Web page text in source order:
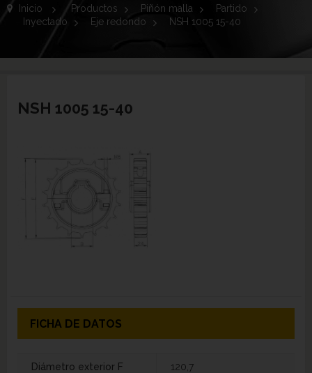
Inicio > Productos > Piñón malla >
Partido
Inyectado > Eje redondo > NSH 1005 15-40
NSH 1005 15-40
FICHA DE DATOS
Diámetro exterior F 120,7